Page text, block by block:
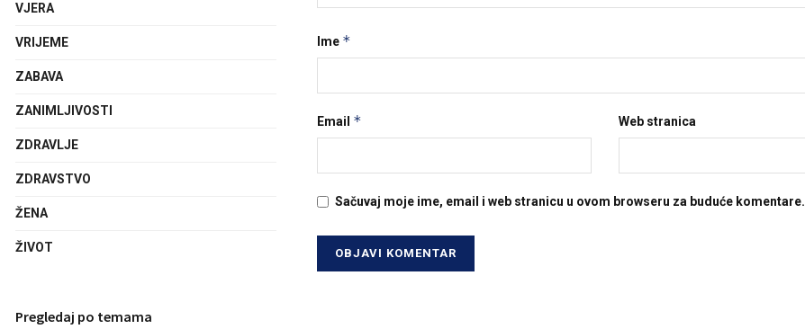
Ime *
Email * Web stranica
Sačuvaj moje ime, email i web stranicu u ovom browseru za buduće komentare.
VJERA
VRIJEME
ZABAVA
ZANIMLJIVOSTI
ZDRAVLJE
ZDRAVSTVO
ŽENA
ŽIVOT
Pregledaj po temama